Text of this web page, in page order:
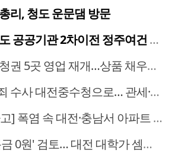
리, 청도 운문댐 방문
공기관 2차이전 정주여건 확보 시급
5곳 영업 재개…상품 채우기 ‘속도전’
전중수청으로… 관세·국세 수사 전문인력 주목
전·충남서 아파트 화재·정전 잇따라…주민 대피·불편
원' 검토… 대전 대학가 셈법 복잡